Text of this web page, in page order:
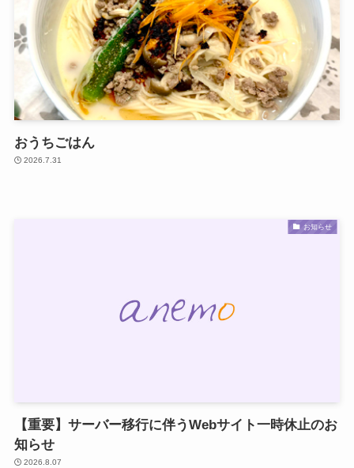
おうちごはん
2026.7.31
お知らせ
【重要】サーバー移行に伴うWebサイト一時休止のお
知らせ
2026.8.07